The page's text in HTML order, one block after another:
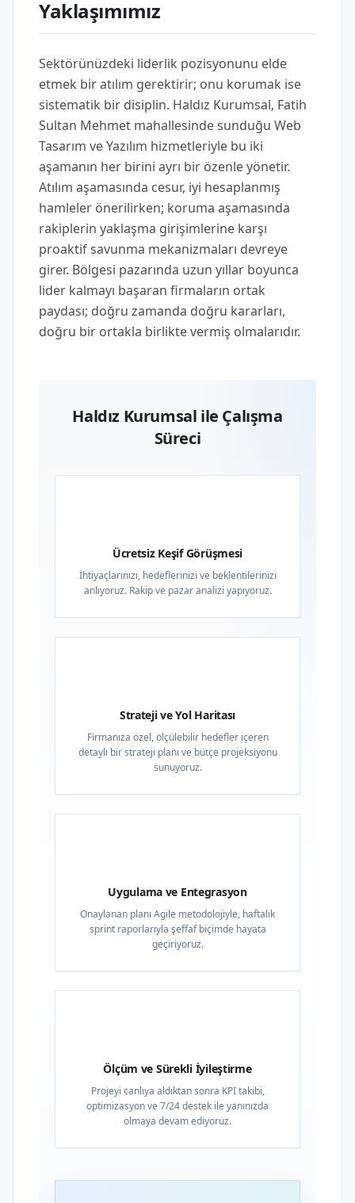
Yaklaşımımız
Sektörünüzdeki liderlik pozisyonunu elde
etmek bir atılım gerektirir; onu korumak ise
sistematik bir disiplin. Haldız Kurumsal, Fatih
Sultan Mehmet mahallesinde sunduğu Web
Tasarım ve Yazılım hizmetleriyle bu iki
aşamanın her birini ayrı bir özenle yönetir.
Atılım aşamasında cesur, iyi hesaplanmış
hamleler önerilirken; koruma aşamasında
rakiplerin yaklaşma girişimlerine karşı
proaktif savunma mekanizmaları devreye
girer. Bölgesi pazarında uzun yıllar boyunca
lider kalmayı başaran firmaların ortak
paydası; doğru zamanda doğru kararları,
doğru bir ortakla birlikte vermiş olmalarıdır.
Haldız Kurumsal ile Çalışma
Süreci
Ücretsiz Keşif Görüşmesi
İhtiyaçlarınızı, hedeflerinizi ve beklentilerinizi
anlıyoruz. Rakip ve pazar analizi yapıyoruz.
Strateji ve Yol Haritası
Firmanıza özel, ölçülebilir hedefler içeren
detaylı bir strateji planı ve bütçe projeksiyonu
sunuyoruz.
Uygulama ve Entegrasyon
Onaylanan planı Agile metodolojiyle, haftalık
sprint raporlarıyla şeffaf biçimde hayata
geçiriyoruz.
Ölçüm ve Sürekli İyileştirme
Projeyi canlıya aldıktan sonra KPI takibi,
optimizasyon ve 7/24 destek ile yanınızda
olmaya devam ediyoruz.